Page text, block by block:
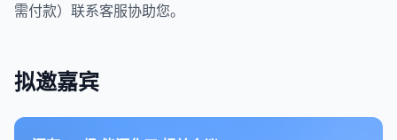
需付款）联系客服协助您。
拟邀嘉宾